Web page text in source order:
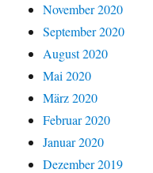
November 2020
September 2020
August 2020
Mai 2020
März 2020
Februar 2020
Januar 2020
Dezember 2019